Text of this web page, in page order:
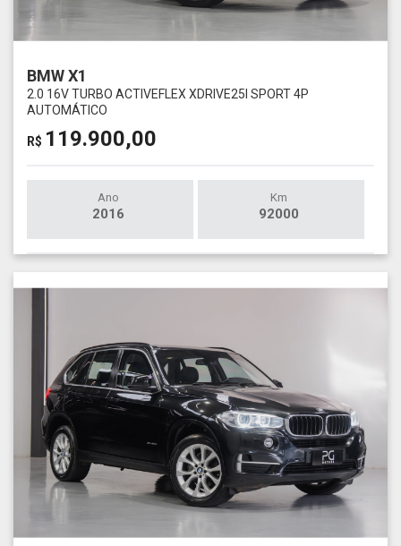
BMW X1
2.0 16V TURBO ACTIVEFLEX XDRIVE25I SPORT 4P
AUTOMÁTICO
R$ 119.900,00
Ano
2016
Km
92000